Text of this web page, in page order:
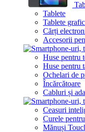
Tablete
Tablete
Cărți
Accesorii
Huse pentru
Huse pentru
Ochelari de
Încărcătoare
Cabluri și
Ceasuri
Curele
Mănuși